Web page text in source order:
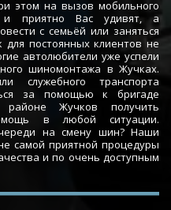
этом на вызов мобильного
и приятно Вас удивят, а
с семьёй или заняться
постоянных клиентов не
автолюбители уже успели
шиномонтажа в Жучках.
служебного транспорта
за помощью к бригаде
Жучков получить
в любой ситуации.
на смену шин? Наши
самой приятной процедуры
и по очень доступным